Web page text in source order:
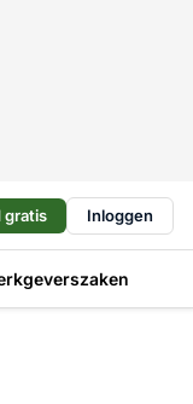
gratis Inloggen